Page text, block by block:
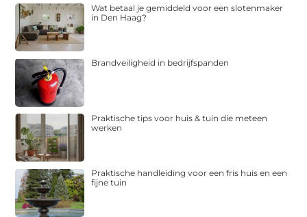
Wat betaal je gemiddeld voor een slotenmaker
in Den Haag?
Brandveiligheid in bedrijfspanden
Praktische tips voor huis & tuin die meteen
werken
Praktische handleiding voor een fris huis en een
fijne tuin